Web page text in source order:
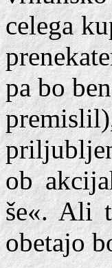
celega
pa bo
ob
še«. Ali
obetajo